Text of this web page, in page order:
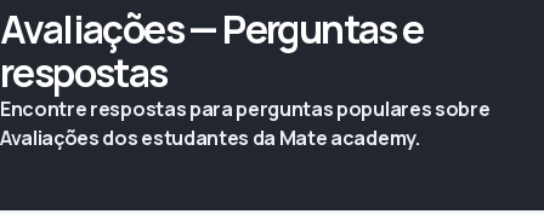
Avaliações — Perguntas e
respostas
Encontre respostas para perguntas populares sobre
Avaliações dos estudantes da Mate academy.